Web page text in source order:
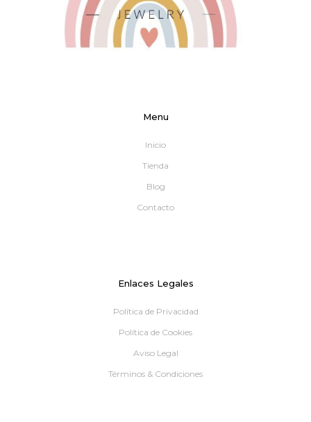
Menu
Inicio
Tienda
Blog
Contacto
Enlaces Legales
Política de Privacidad
Política de Cookies
Aviso Legal
Términos & Condiciones